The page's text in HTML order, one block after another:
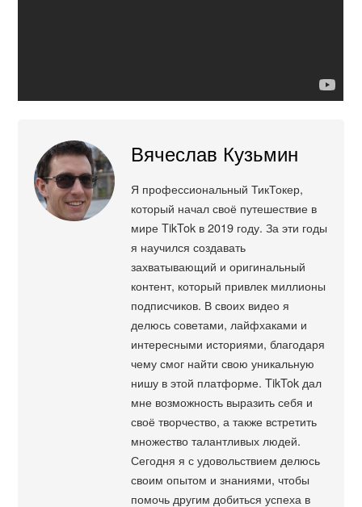
Вячеслав Кузьмин
Я профессиональный ТикТокер,
который начал своё путешествие в
мире TikTok в 2019 году. За эти годы
я научился создавать
захватывающий и оригинальный
контент, который привлек миллионы
подписчиков. В своих видео я
делюсь советами, лайфхаками и
интересными историями, благодаря
чему смог найти свою уникальную
нишу в этой платформе. TikTok дал
мне возможность выразить себя и
своё творчество, а также встретить
множество талантливых людей.
Сегодня я с удовольствием делюсь
своим опытом и знаниями, чтобы
помочь другим добиться успеха в